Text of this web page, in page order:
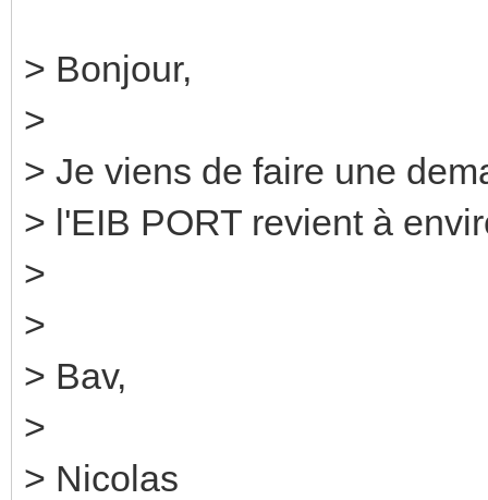
> Bonjour,
>
> Je viens de faire une
> l'EIB PORT revient à
>
>
> Bav,
>
> Nicolas